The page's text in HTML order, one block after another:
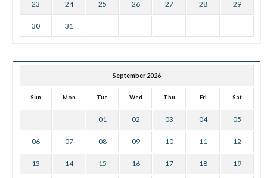
23 24 25 26 27 28 29
30 31
September 2026
Sun Mon Tue Wed Thu Fri Sat
01 02 03 04 05
06 07 08 09 10 11 12
13 14 15 16 17 18 19